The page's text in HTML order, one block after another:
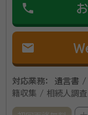
phone
mail
対応業務：
遺言書 /
籍収集 / 相続人調